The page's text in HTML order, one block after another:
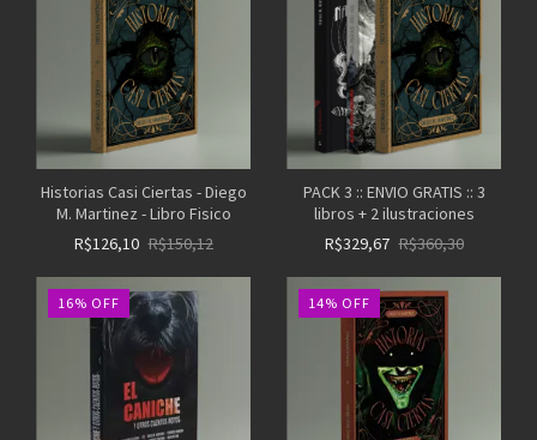
Historias Casi Ciertas - Diego
M. Martinez - Libro Fisico
R$126,10 R$150,12
PACK 3 :: ENVIO GRATIS :: 3
libros + 2 ilustraciones
R$329,67 R$360,30
16% OFF 14% OFF